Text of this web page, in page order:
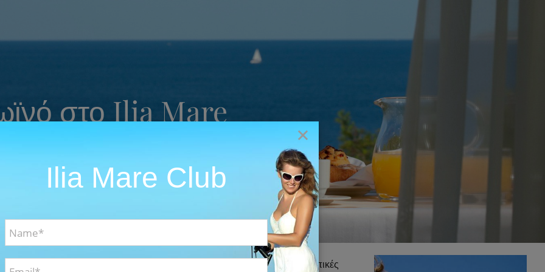
στο Ilia Mare
συνταγές με τα πιο φρέσκα και αγνά υλικά
Ilia mare hotel είναι μια πραγματικά ιδιαίτερη εμπειρία. Παραδοσιακές τοπικές
×
Ilia Mare Club